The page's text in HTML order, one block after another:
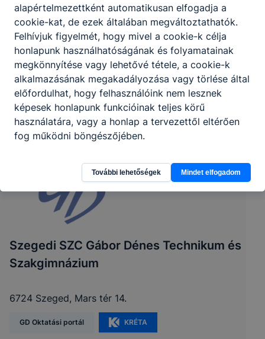
Szegedi SZC Gábor Dénes Technikum és
Szakgimnázium
6724 Szeged, Mars tér 14.
GD Oktatási portál KRÉTA
alapértelmezettként automatikusan elfogadja a
cookie-kat, de ezek általában megváltoztathatók.
Felhívjuk figyelmét, hogy mivel a cookie-k célja
honlapunk használhatóságának és folyamatainak
megkönnyítése vagy lehetővé tétele, a cookie-k
alkalmazásának megakadályozása vagy törlése által
előfordulhat, hogy felhasználóink nem lesznek
képesek honlapunk funkcióinak teljes körű
használatára, vagy a honlap a tervezettől eltérően
fog működni böngészőjében.
További lehetőségek Mindet elfogadom